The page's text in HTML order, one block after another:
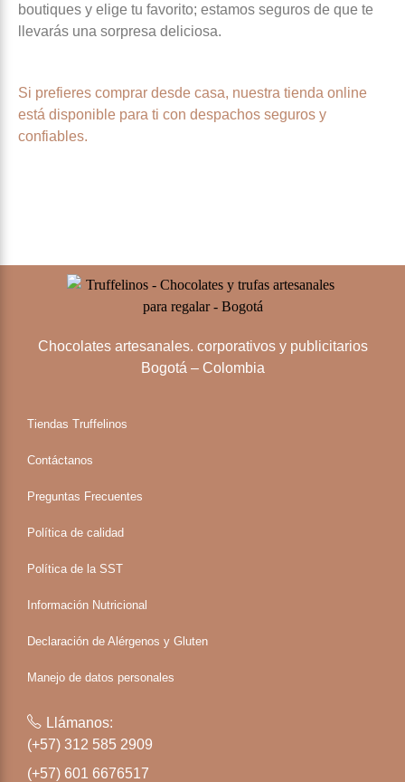
boutiques y elige tu favorito; estamos seguros de que te
llevarás una sorpresa deliciosa.
Si prefieres comprar desde casa, nuestra tienda online
está disponible para ti con despachos seguros y
confiables.
Chocolates artesanales. corporativos y publicitarios
Bogotá – Colombia
Tiendas Truffelinos
Contáctanos
Preguntas Frecuentes
Política de calidad
Política de la SST
Información Nutricional
Declaración de Alérgenos y Gluten
Manejo de datos personales
Llámanos:
(+57) 312 585 2909
(+57) 601 6676517